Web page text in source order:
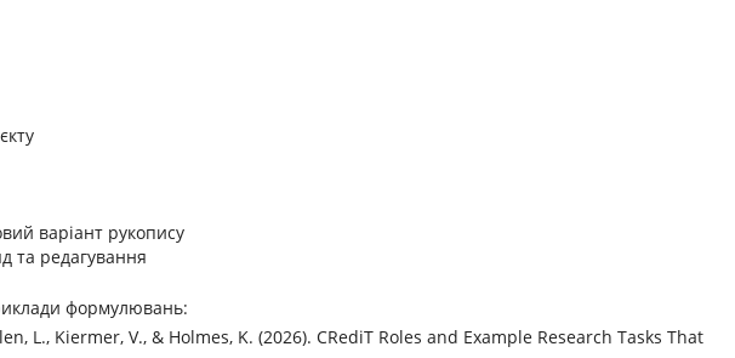
варіант рукопису
та редагування
формулювань:
L., Kiermer, V., & Holmes, K. (2026). CRediT Roles and Example Research Tasks That